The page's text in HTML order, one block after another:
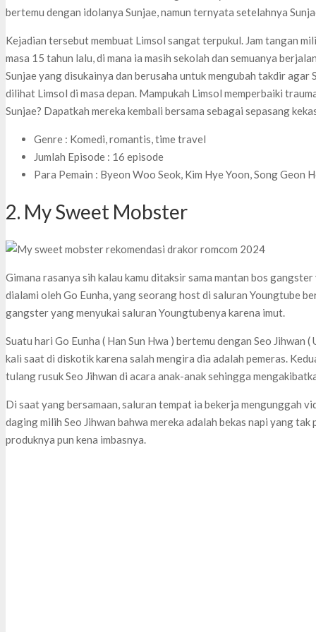
bertemu dengan idolanya Sunjae, namun ternyata setelahnya
Kejadian tersebut membuat Limsol sangat terpukul. Jam tangan
masa 15 tahun lalu, di mana ia masih sekolah dan semuanya
Sunjae yang disukainya dan berusaha untuk mengubah takdir
dilihat Limsol di masa depan. Mampukah Limsol memperbaiki
Sunjae? Dapatkah mereka kembali bersama sebagai sepasang
Genre : Komedi, romantis, time travel
Jumlah Episode : 16 episode
Para Pemain : Byeon Woo Seok, Kim Hye Yoon, Song Geon
2. My Sweet Mobster
Gimana rasanya sih kalau kamu ditaksir sama mantan bos
dialami oleh Go Eunha, yang seorang host di saluran Youngtube
gangster yang menyukai saluran Youngtubenya karena imut.
Suatu hari Go Eunha ( Han Sun Hwa ) bertemu dengan Seo Jihwan
kali saat di diskotik karena salah mengira dia adalah pemeras.
tulang rusuk Seo Jihwan di acara anak-anak sehingga
Di saat yang bersamaan, saluran tempat ia bekerja mengunggah
daging milih Seo Jihwan bahwa mereka adalah bekas napi yang
produknya pun kena imbasnya.